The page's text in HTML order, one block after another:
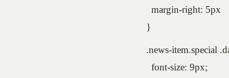
margin-right: 5px
}
.news-item.special
font-size: 9px;